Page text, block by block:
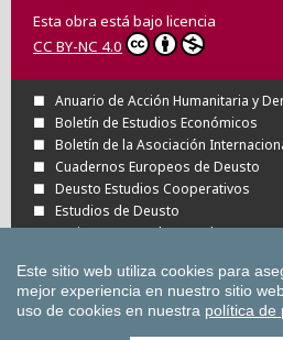
Esta obra está bajo licencia
CC BY-NC 4.0
Anuario de Acción Humanitaria y
Boletín de Estudios Económicos
Boletín de la Asociación
Cuadernos Europeos de Deusto
Deusto Estudios Cooperativos
Estudios de Deusto
Revista Deusto de Derechos
Todas las Revistas
OJS
Todas las
Este sitio web utiliza cookies para
mejor experiencia en nuestro sitio
uso de cookies en nuestra política de